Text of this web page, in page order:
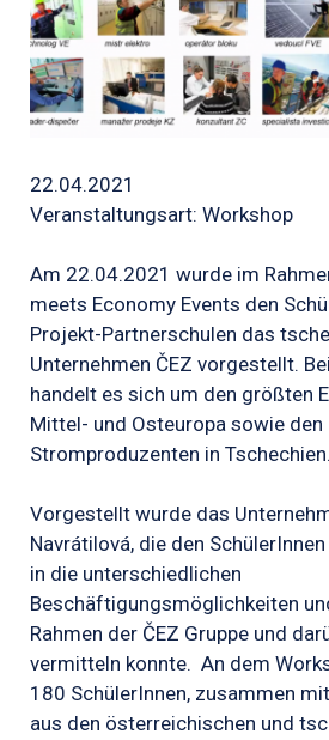
22.04.2021
Veranstaltungsart: Workshop
Am 22.04.2021 wurde im
meets Economy Events den
Projekt-Partnerschulen das
Unternehmen ČEZ vorgestellt.
handelt es sich um den größten
Mittel- und Osteuropa sowie
Stromproduzenten in Tschechien.
Vorgestellt wurde das
Navrátilová, die den
in die unterschiedlichen
Beschäftigungsmöglichkeiten
Rahmen der ČEZ Gruppe und
vermitteln konnte. An dem
180 SchülerInnen, zusammen
aus den österreichischen und